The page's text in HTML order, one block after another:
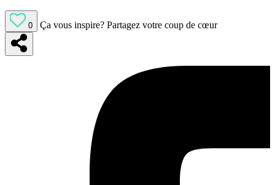
0 Ça vous inspire? Partagez votre coup de cœur